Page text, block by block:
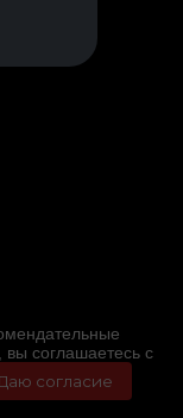
вы соглашаетесь с
согласие